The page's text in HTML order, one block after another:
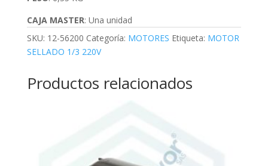
CAJA MASTER: Una unidad
SKU: 12-56200 Categoría: MOTORES Etiqueta: MOTOR
SELLADO 1/3 220V
Productos relacionados